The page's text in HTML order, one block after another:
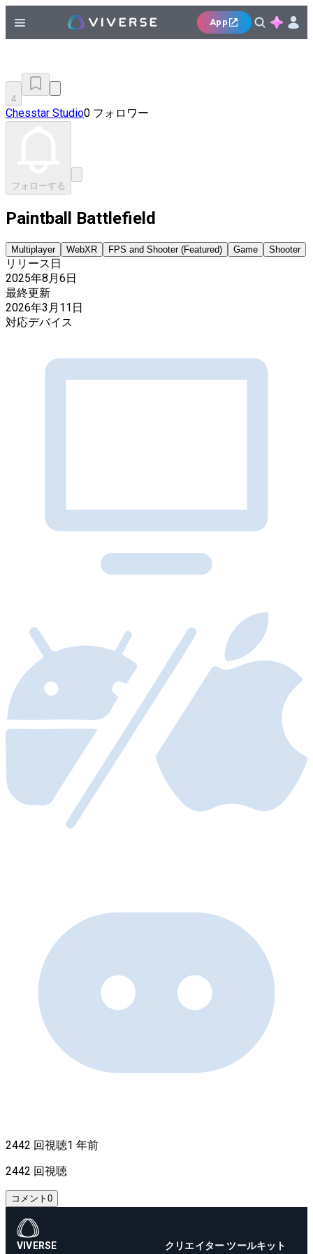
App
4
Chesstar Studio0 フォロワー
フォローする
Paintball Battlefield
Multiplayer WebXR FPS and Shooter (Featured) Game Shooter
リリース日
2025年8月6日
最終更新
2026年3月11日
対応デバイス
2442 回視聴1 年前
2442 回視聴
コメント 0
VIVERSE クリエイター ツールキット